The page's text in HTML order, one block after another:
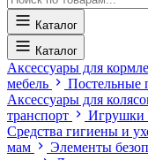
Каталог
Каталог
Аксессуары для
мебель
Постельные
Аксессуары для
транспорт
Игрушки
Средства гигиены и
мам
Элементы